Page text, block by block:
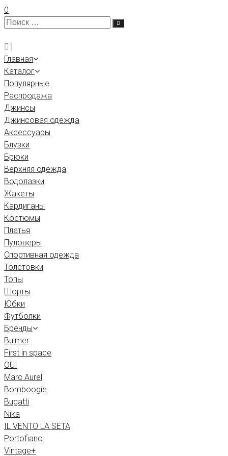
0
Главная
Каталог
Популярные
Распродажа
Джинсы
Джинсовая одежда
Аксессуары
Блузки
Брюки
Верхняя одежда
Водолазки
Жакеты
Кардиганы
Костюмы
Платья
Пуловеры
Спортивная одежда
Толстовки
Топы
Шорты
Юбки
Футболки
Бренды
Bulmer
First in space
OUI
Marc Aurel
Bomboogie
Bugatti
Nika
IL VENTO LA SETA
Portofiano
Vintage+